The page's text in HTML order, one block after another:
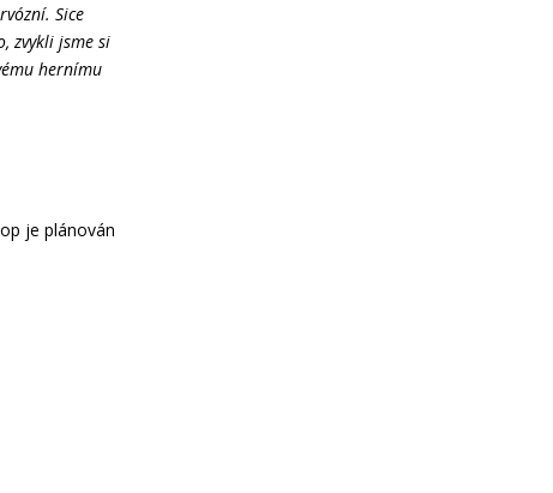
Sice
zvykli jsme si
hernímu
je plánován